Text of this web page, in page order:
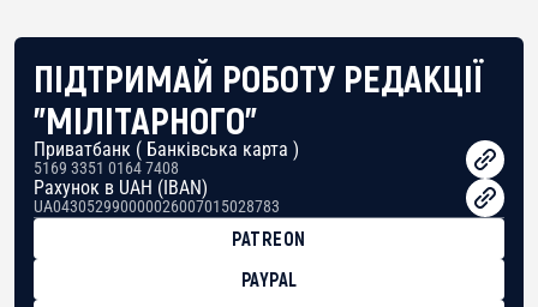
ПІДТРИМАЙ РОБОТУ РЕДАКЦІЇ
"МІЛІТАРНОГО"
Приватбанк ( Банківська карта )
5169 3351 0164 7408
Рахунок в UAH (IBAN)
UA043052990000026007015028783
PATREON
PAYPAL